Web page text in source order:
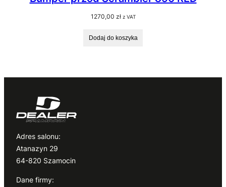
1270,00 zł z VAT
Dodaj do koszyka
Adres salonu:
Atanazyn 29
64-820 Szamocin
Dane firmy: